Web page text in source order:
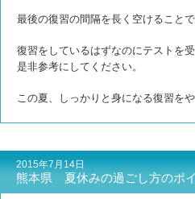
最後の復習の間隔を長く空けること
復習をしているはずなのにテストを
是非参考にしてください。
この夏、しっかりと身になる復習を
2015年7月14日
熊本県 夏休みの過ごし方のポ